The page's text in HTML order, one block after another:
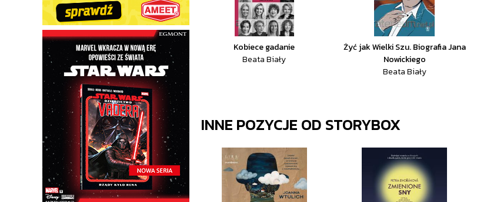
Kobiece gadanie
Beata Biały
Żyć jak Wielki Szu. Biografia Jana
Nowickiego
Beata Biały
INNE POZYCJE OD STORYBOX